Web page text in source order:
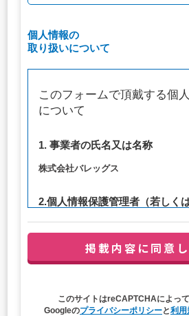
個人情報の
取り扱いについて
このフォームで頂戴する個
について
1. 事業者の氏名又は名称
株式会社バレッグス
2.個人情報保護管理者（若しく
連絡先：privacy@balleggs.co.jp
（1）お問い合わせ対応（本人への
このサイトはreCAPTCHAによって
Googleのプライバシーポリシーと利用